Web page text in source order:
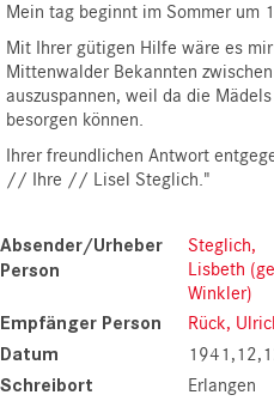
Mein tag beginnt im Sommer
Mit Ihrer gütigen Hilfe wäre es
Mittenwalder Bekannten
auszuspannen, weil da die
besorgen können.
Ihrer freundlichen Antwort
// Ihre // Lisel Steglich."
Absender/Urheber
Person
Steglich,
Lisbeth
Winkler)
Empfänger Person Rück,
Datum
Schreibort Erlangen